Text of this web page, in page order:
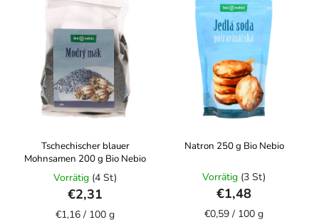
Alphabetisch
Tschechischer blauer
Mohnsamen 200 g Bio Nebio
Vorrätig (4 St)
€2,31
€1,16 / 100 g
Natron 250 g Bio Nebio
Vorrätig (3 St)
€1,48
€0,59 / 100 g